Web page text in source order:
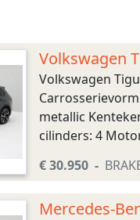
Volkswagen
Volkswagen
metallic
cilinders: 4
€ 30.950
Mercedes-